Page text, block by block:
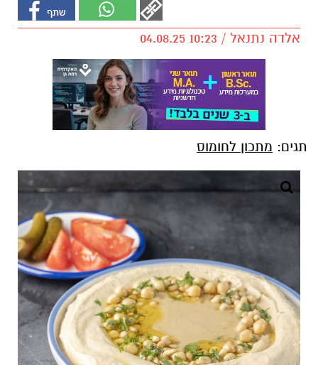
אלדה נתנאל / 10:23 04.08.25
מתכון לחומוס
צילום הדס ניצן
מצרכים (לכ- 3-4 מנות) :